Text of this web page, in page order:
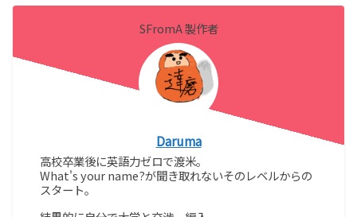
SFromA 製作者
Daruma
高校卒業後に英語力ゼロで渡米。
What's your name?が聞き取れないそのレベルからの
スタート。